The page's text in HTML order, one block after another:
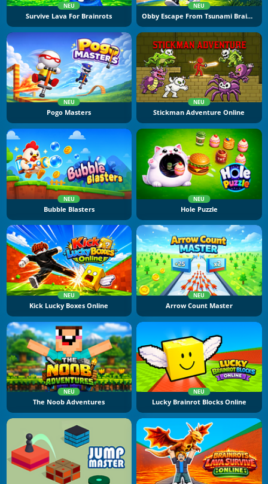
NEU
Survive Lava For Brainrots
NEU
Obby Escape From Tsunami Brainrot
NEU
Pogo Masters
NEU
Stickman Adventure Online
NEU
Bubble Blasters
NEU
Hole Puzzle
NEU
Kick Lucky Boxes Online
NEU
Arrow Count Master
NEU
The Noob Adventures
NEU
Lucky Brainrot Blocks Online